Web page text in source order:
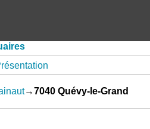
→7040 Quévy-le-Grand